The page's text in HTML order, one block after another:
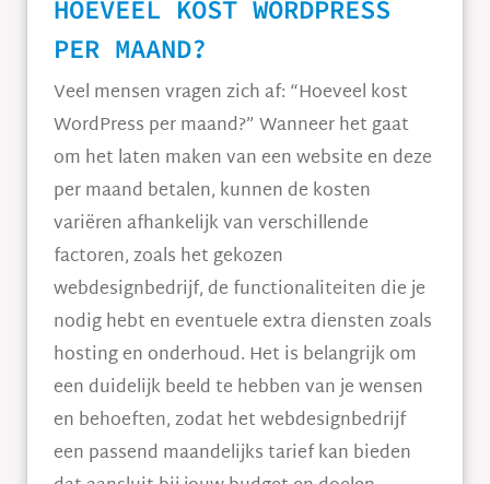
HOEVEEL KOST WORDPRESS
PER MAAND?
Veel mensen vragen zich af: “Hoeveel kost
WordPress per maand?” Wanneer het gaat
om het laten maken van een website en deze
per maand betalen, kunnen de kosten
variëren afhankelijk van verschillende
factoren, zoals het gekozen
webdesignbedrijf, de functionaliteiten die je
nodig hebt en eventuele extra diensten zoals
hosting en onderhoud. Het is belangrijk om
een duidelijk beeld te hebben van je wensen
en behoeften, zodat het webdesignbedrijf
een passend maandelijks tarief kan bieden